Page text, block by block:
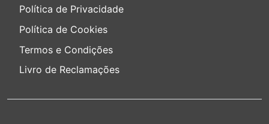
Política de Privacidade
Política de Cookies
Termos e Condições
Livro de Reclamações